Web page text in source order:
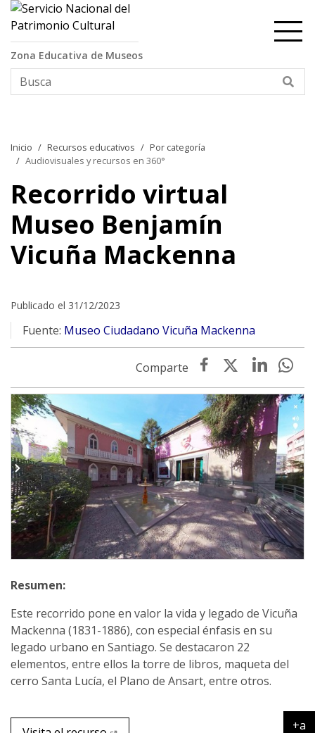
Contenido principal
Zona Educativa de Museos
Inicio Recursos educativos
Por categoría
Audiovisuales y recursos en 360°
Recorrido virtual
Museo Benjamín
Vicuña Mackenna
Publicado el 31/12/2023
Fuente: Museo Ciudadano Vicuña Mackenna
Este recorrido pone en valor la vida y legado de Vicuña
Mackenna (1831-1886), con especial énfasis en su
legado urbano en Santiago. Se destacaron 22
elementos, entre ellos la torre de libros, maqueta del
cerro Santa Lucía, el Plano de Ansart, entre otros.
+a